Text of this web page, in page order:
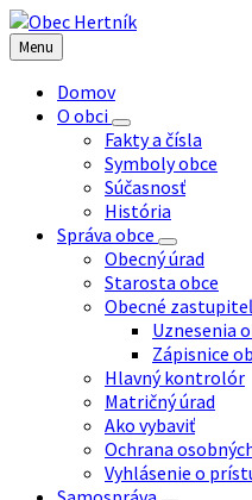
Preskočiť
na
obsah
Preskočiť
na
ľavý
panel
Preskočiť
na
pravý
panel
Preskočiť
na
pätičku
Menu
Domov
O obci
Fakty a čísla
Symboly obce
Súčasnosť
História
Správa obce
Obecný úrad
Starosta obce
Obecné
Uznesenia
Zápisnice
Hlavný kontrolór
Matričný úrad
Ako vybaviť
Ochrana
Vyhlásenie o